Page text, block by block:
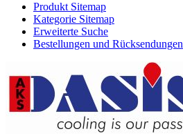
Produkt Sitemap
Kategorie Sitemap
Erweiterte Suche
Bestellungen und Rücksendungen